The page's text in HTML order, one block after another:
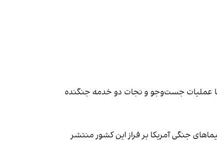
به تعویق انداخت تا با عملیات جست‌وجو و نجات دو خدمه جنگنده
جنگی آمریکا بر فراز این کشور منتشر